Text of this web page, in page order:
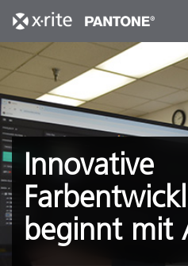
Innovative
beginnt mit